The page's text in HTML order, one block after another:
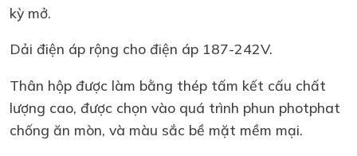
kỳ mở.
Dải điện áp rộng cho điện áp 187-242V.
Thân hộp được làm bằng thép tấm kết cấu chất
lượng cao, được chọn vào quá trình phun photphat
chống ăn mòn, và màu sắc bề mặt mềm mại.